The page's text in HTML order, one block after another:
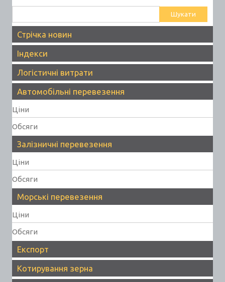
Стрічка новин
Індекси
Логістичні витрати
Автомобільні перевезення
Ціни
Обсяги
Залізничні перевезення
Ціни
Обсяги
Морські перевезення
Ціни
Обсяги
Експорт
Котирування зерна